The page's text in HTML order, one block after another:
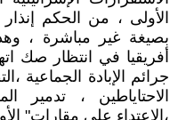
الأولى ، من الحكم
بصيغة غير مباشرة ،
أفريقيا في انتظار صك
جرائم الإبادة الجماعية
الاحتاياطين ، تدمير
،إلاعتداء على مقارات"